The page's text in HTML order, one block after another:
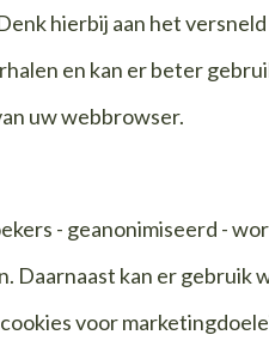
hierbij aan het
en kan er beter
uw webbrowser.
- geanonimiseerd -
Daarnaast kan er gebruik
voor